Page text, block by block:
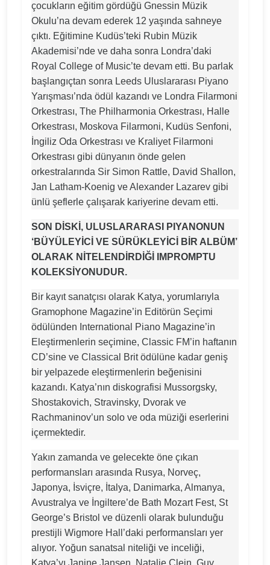
çocukların eğitim gördüğü Gnessin Müzik
Okulu’na devam ederek 12 yaşında sahneye
çıktı. Eğitimine Kudüs’teki Rubin Müzik
Akademisi’nde ve daha sonra Londra’daki
Royal College of Music’te devam etti. Bu parlak
başlangıçtan sonra Leeds Uluslararası Piyano
Yarışması’nda ödül kazandı ve Londra Filarmoni
Orkestrası, The Philharmonia Orkestrası, Halle
Orkestrası, Moskova Filarmoni, Kudüs Senfoni,
İngiliz Oda Orkestrası ve Kraliyet Filarmoni
Orkestrası gibi dünyanın önde gelen
orkestralarında Sir Simon Rattle, David Shallon,
Jan Latham-Koenig ve Alexander Lazarev gibi
ünlü şeflerle çalışarak kariyerine devam etti.
SON DİSKİ, ULUSLARARASI PIYANONUN
‘BÜYÜLEYİCİ VE SÜRÜKLEYİCİ BİR ALBÜM’
OLARAK NİTELENDİRDİĞİ IMPROMPTU
KOLEKSİYONUDUR.
Bir kayıt sanatçısı olarak Katya, yorumlarıyla
Gramophone Magazine’in Editörün Seçimi
ödülünden International Piano Magazine’in
Eleştirmenlerin seçimine, Classic FM’in haftanın
CD’sine ve Classical Brit ödülüne kadar geniş
bir yelpazede eleştirmenlerin beğenisini
kazandı. Katya’nın diskografisi Mussorgsky,
Shostakovich, Stravinsky, Dvorak ve
Rachmaninov’un solo ve oda müziği eserlerini
içermektedir.
Yakın zamanda ve gelecekte öne çıkan
performansları arasında Rusya, Norveç,
Japonya, İsviçre, İtalya, Danimarka, Almanya,
Avustralya ve İngiltere’de Bath Mozart Fest, St
George’s Bristol ve düzenli olarak bulunduğu
prestijli Wigmore Hall’daki performansları yer
alıyor. Yoğun sanatsal niteliği ve inceliği,